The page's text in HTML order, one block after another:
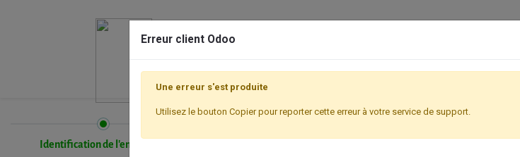
Identification de l'entreprise
Erreur client Odoo
Une erreur s'est produite
Utilisez le bouton Copier pour reporter cette erreur à votre service de support.